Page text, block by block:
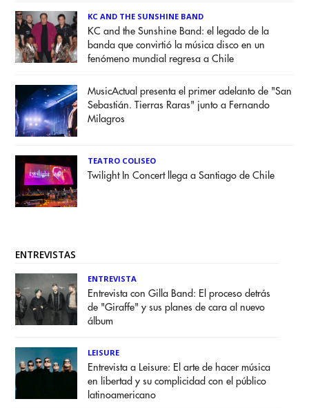
KC AND THE SUNSHINE BAND
KC and the Sunshine Band: el legado de la
banda que convirtió la música disco en un
fenómeno mundial regresa a Chile
MusicActual presenta el primer adelanto de "San
Sebastián. Tierras Raras" junto a Fernando
Milagros
TEATRO COLISEO
Twilight In Concert llega a Santiago de Chile
ENTREVISTAS
ENTREVISTA
Entrevista con Gilla Band: El proceso detrás
de "Giraffe" y sus planes de cara al nuevo
álbum
LEISURE
Entrevista a Leisure: El arte de hacer música
en libertad y su complicidad con el público
latinoamericano